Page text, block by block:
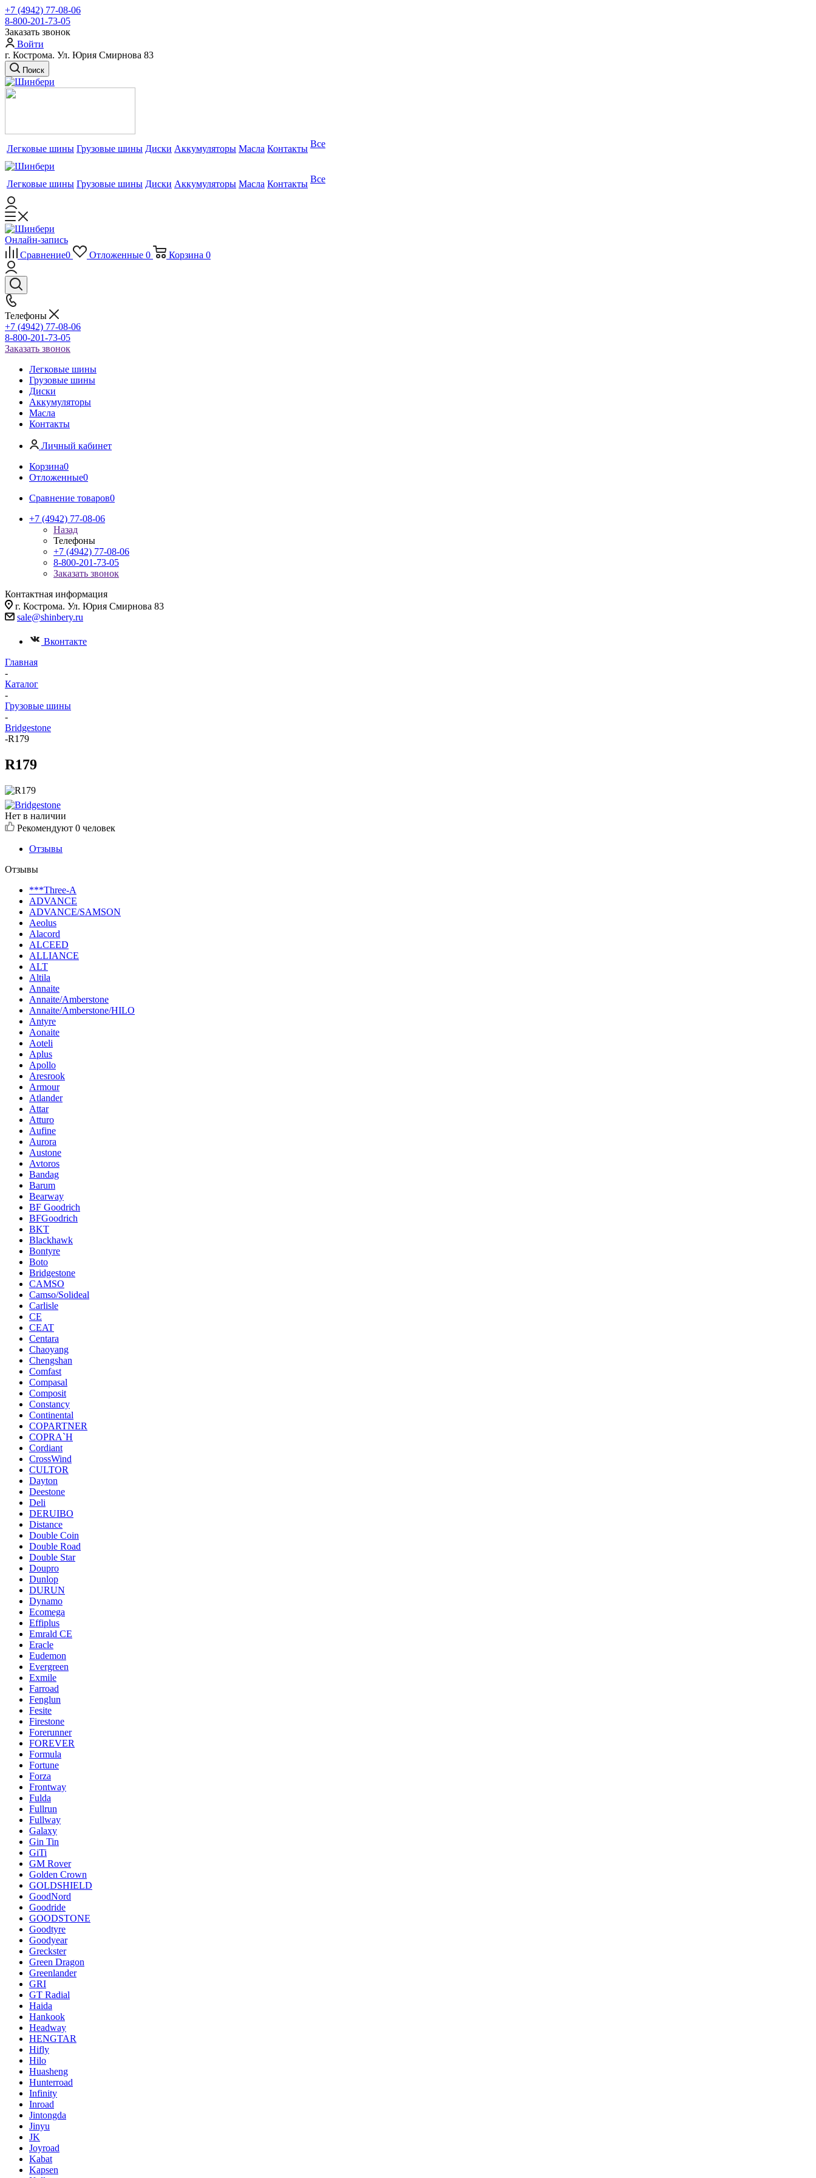
+7 (4942) 77-08-06
8-800-201-73-05
Заказать звонок
Войти
г. Кострома. Ул. Юрия Смирнова 83
Поиск
Легковые шины Грузовые шины Диски Аккумуляторы Масла Контакты Все
Легковые шины Грузовые шины Диски Аккумуляторы Масла Контакты Все
Онлайн-запись
Сравнение0 Отложенные 0 Корзина 0
Телефоны
+7 (4942) 77-08-06
8-800-201-73-05
Заказать звонок
Легковые шины
Грузовые шины
Диски
Аккумуляторы
Масла
Контакты
Личный кабинет
Корзина0
Отложенные0
Сравнение товаров0
+7 (4942) 77-08-06
Назад
Телефоны
+7 (4942) 77-08-06
8-800-201-73-05
Заказать звонок
Контактная информация
г. Кострома. Ул. Юрия Смирнова 83
sale@shinbery.ru
Вконтакте
Главная
-
Каталог
-
Грузовые шины
-
Bridgestone
-R179
R179
Нет в наличии
Рекомендуют 0 человек
Отзывы
Отзывы
***Three-A
ADVANCE
ADVANCE/SAMSON
Aeolus
Alacord
ALCEED
ALLIANCE
ALT
Altila
Annaite
Annaite/Amberstone
Annaite/Amberstone/HILO
Antyre
Aonaite
Aoteli
Aplus
Apollo
Aresrook
Armour
Atlander
Attar
Atturo
Aufine
Aurora
Austone
Avtoros
Bandag
Barum
Bearway
BF Goodrich
BFGoodrich
BKT
Blackhawk
Bontyre
Boto
Bridgestone
CAMSO
Camso/Solideal
Carlisle
CE
CEAT
Centara
Chaoyang
Chengshan
Comfast
Compasal
Composit
Constancy
Continental
COPARTNER
COPRA`H
Cordiant
CrossWind
CULTOR
Dayton
Deestone
Deli
DERUIBO
Distance
Double Coin
Double Road
Double Star
Doupro
Dunlop
DURUN
Dynamo
Ecomega
Effiplus
Emrald СЕ
Eracle
Eudemon
Evergreen
Exmile
Farroad
Fenglun
Fesite
Firestone
Forerunner
FOREVER
Formula
Fortune
Forza
Frontway
Fulda
Fullrun
Fullway
Galaxy
Gin Tin
GiTi
GM Rover
Golden Crown
GOLDSHIELD
GoodNord
Goodride
GOODSTONE
Goodtyre
Goodyear
Greckster
Green Dragon
Greenlander
GRI
GT Radial
Haida
Hankook
Headway
HENGTAR
Hifly
Hilo
Huasheng
Hunterroad
Infinity
Inroad
Jintongda
Jinyu
JK
Joyroad
Kabat
Kapsen